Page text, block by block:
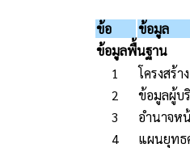
ข้อ
ข้อมูล
ข้อมูลพื้นฐาน
1
โครงสร้าง
2
ข้อมูลผู้บ
3
อำนาจห
4
แผนยุทธ